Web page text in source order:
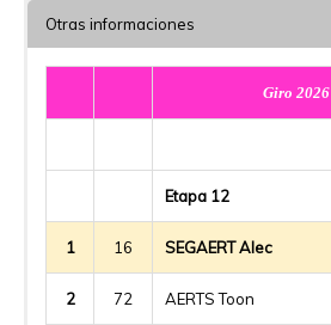
Otras informaciones
Giro 2026
Etapa 12
1 16 SEGAERT Alec
2 72 AERTS Toon